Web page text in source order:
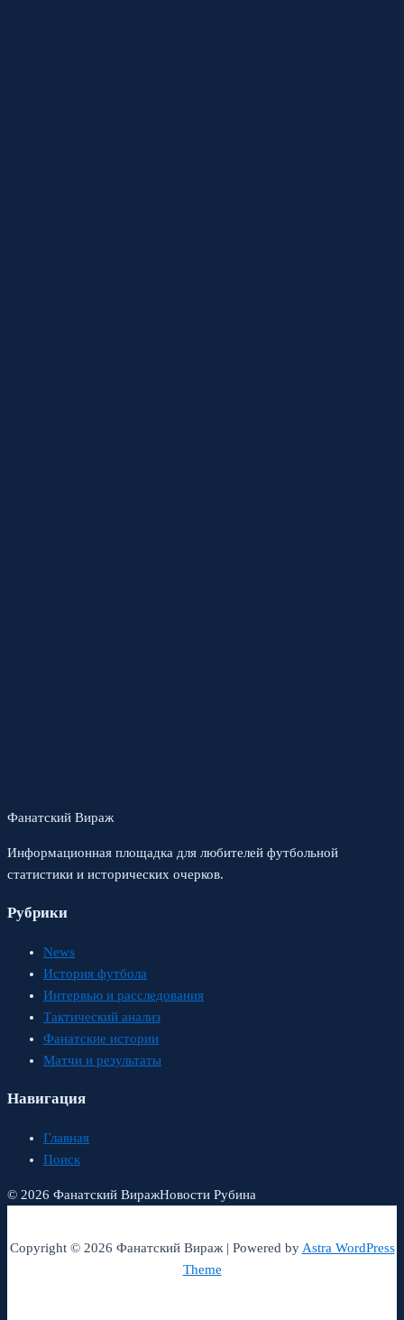
Фанатский Вираж
Информационная площадка для любителей футбольной
статистики и исторических очерков.
Рубрики
News
История футбола
Интервью и расследования
Тактический анализ
Фанатские истории
Матчи и результаты
Навигация
Главная
Поиск
© 2026 Фанатский ВиражНовости Рубина
Copyright © 2026 Фанатский Вираж | Powered byAstra WordPress
Theme